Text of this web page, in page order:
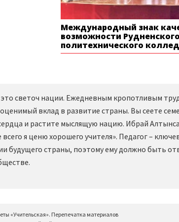
Международный знак
возможности Рудненского
политехнического
это светоч нации. Ежедневным кропотливым
вклад в развитие страны. Вы сеете
и растите мыслящую нацию. Ибрай
я ценю хорошего учителя». Педагог –
будущего страны, поэтому ему должно быть
«Учительская». Перепечатка материалов